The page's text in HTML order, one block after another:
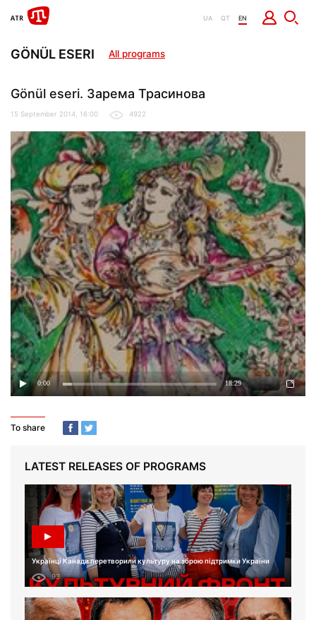
UA QT EN
GÖNÜL ESERI All programs
Gönül eseri. Зарема Трасинова
15 September 2014, 16:00 4922
To share
LATEST RELEASES OF PROGRAMS
Українці Канади перетворили культуру на зброю підтримки України
93